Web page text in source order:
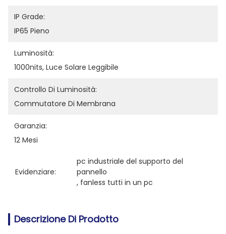
IP Grade:
IP65 Pieno
Luminosità:
1000nits, Luce Solare Leggibile
Controllo Di Luminosità:
Commutatore Di Membrana
Garanzia:
12 Mesi
Evidenziare:
pc industriale del supporto del
pannello
, fanless tutti in un pc
Descrizione Di Prodotto